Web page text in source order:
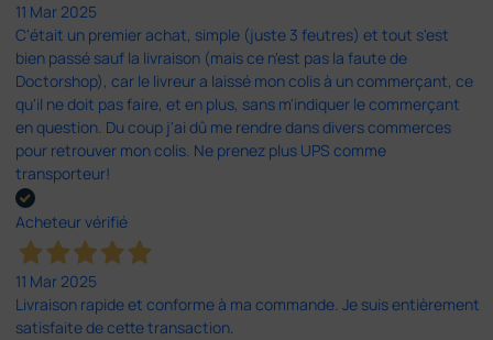
11 Mar 2025
C'était un premier achat, simple (juste 3 feutres) et tout s'est
bien passé sauf la livraison (mais ce n'est pas la faute de
Doctorshop), car le livreur a laissé mon colis à un commerçant, ce
qu'il ne doit pas faire, et en plus, sans m'indiquer le commerçant
en question. Du coup j'ai dû me rendre dans divers commerces
pour retrouver mon colis. Ne prenez plus UPS comme
transporteur!
Acheteur vérifié
11 Mar 2025
Livraison rapide et conforme à ma commande. Je suis entièrement
satisfaite de cette transaction.